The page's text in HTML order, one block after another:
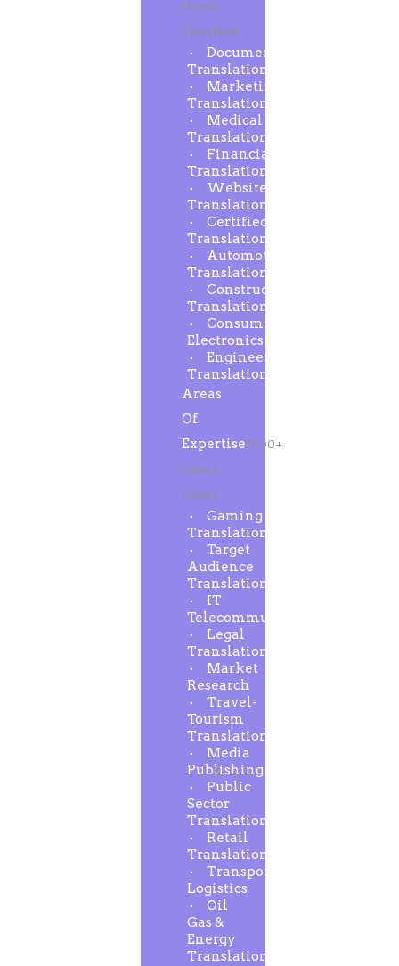
Words
Translated
Document
Translation
Marketing
Translation
Medical
Translation
Financial
Translation
Website
Translation
Certified
Translation
Automotive
Translation
Construction
Translation
Consumer
Electronics
Engineering
Translation
Areas
Of
Expertise1000+
Global
clients
Gaming
Translation
Target
Audience
Translation
IT
Telecommunication
Legal
Translation
Market
Research
Travel-
Tourism
Translation
Media
Publishing
Public
Sector
Translation
Retail
Translation
Transport-
Logistics
Oil
Gas &
Energy
Translation